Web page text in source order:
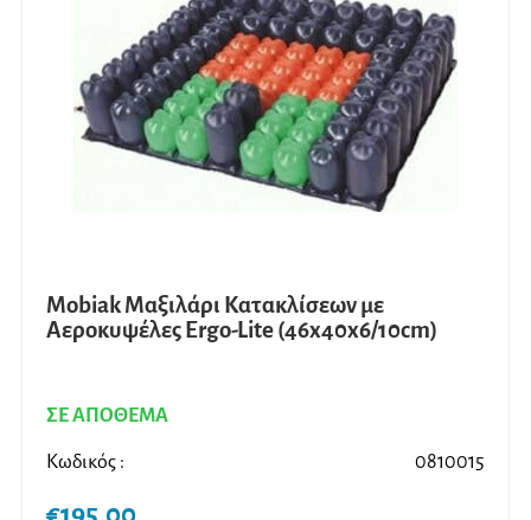
Mobiak Μαξιλάρι Κατακλίσεων με
Αεροκυψέλες Ergo-Lite (46x40x6/10cm)
ΣΕ ΑΠΟΘΕΜΑ
Κωδικός : 0810015